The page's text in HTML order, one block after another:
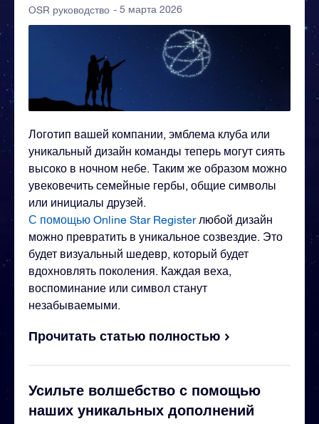
OSR руководство - 5 марта 2026
Логотип вашей компании, эмблема клуба или
уникальный дизайн команды теперь могут сиять
высоко в ночном небе. Таким же образом можно
увековечить семейные гербы, общие символы
или инициалы друзей.
С помощью Online Star Registerлюбой дизайн
можно превратить в уникальное созвездие. Это
будет визуальный шедевр, который будет
вдохновлять поколения. Каждая веха,
воспоминание или символ станут
незабываемыми.
Прочитать статью полностью
Усильте волшебство с помощью
наших уникальных дополнений